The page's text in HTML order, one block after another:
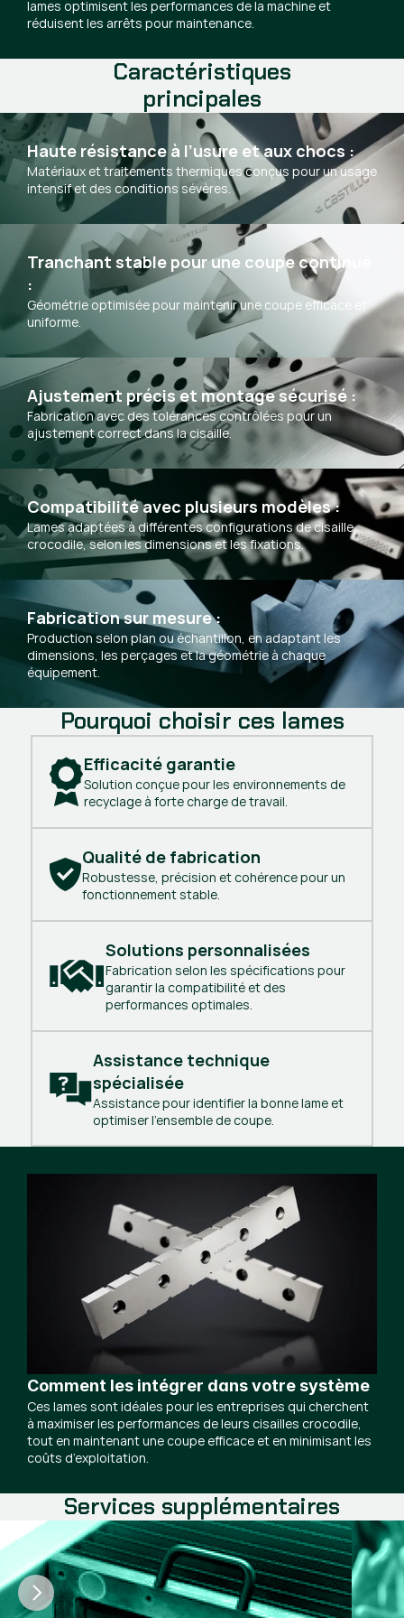
lames optimisent les performances de la machine et
réduisent les arrêts pour maintenance.
Pourquoi choisir ces lames
Efficacité garantie
Solution conçue pour les environnements de
recyclage à forte charge de travail.
Qualité de fabrication
Robustesse, précision et cohérence pour un
fonctionnement stable.
Solutions personnalisées
Fabrication selon les spécifications pour
garantir la compatibilité et des
performances optimales.
Assistance technique
spécialisée
Assistance pour identifier la bonne lame et
optimiser l'ensemble de coupe.
Comment les intégrer dans votre système
Ces lames sont idéales pour les entreprises qui cherchent
à maximiser les performances de leurs cisailles crocodile,
tout en maintenant une coupe efficace et en minimisant les
coûts d’exploitation.
Services supplémentaires
Caractéristiques
principales
Haute résistance à l’usure et aux chocs :
Matériaux et traitements thermiques conçus pour un usage
intensif et des conditions sévères.
Tranchant stable pour une coupe continue
:
Géométrie optimisée pour maintenir une coupe efficace et
uniforme.
Ajustement précis et montage sécurisé :
Fabrication avec des tolérances contrôlées pour un
ajustement correct dans la cisaille.
Compatibilité avec plusieurs modèles :
Lames adaptées à différentes configurations de cisaille
crocodile, selon les dimensions et les fixations.
Fabrication sur mesure :
Production selon plan ou échantillon, en adaptant les
dimensions, les perçages et la géométrie à chaque
équipement.